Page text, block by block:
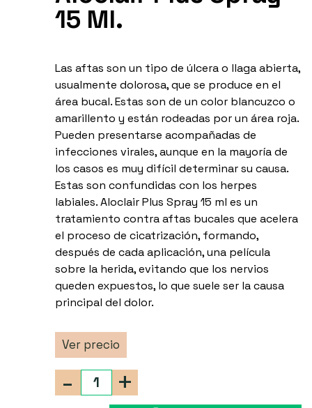
15 Ml.
Las aftas son un tipo de úlcera o llaga abierta,
usualmente dolorosa, que se produce en el
área bucal. Estas son de un color blancuzco o
amarillento y están rodeadas por un área roja.
Pueden presentarse acompañadas de
infecciones virales, aunque en la mayoría de
los casos es muy difícil determinar su causa.
Estas son confundidas con los herpes
labiales. Aloclair Plus Spray 15 ml es un
tratamiento contra aftas bucales que acelera
el proceso de cicatrización, formando,
después de cada aplicación, una película
sobre la herida, evitando que los nervios
queden expuestos, lo que suele ser la causa
principal del dolor.
Ver precio
+
-